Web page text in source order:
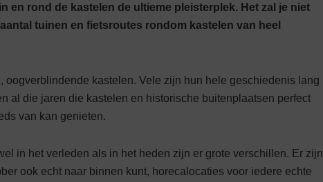
en rond de kastelen de ultieme pleisterplek. Het zal je niet
tuinen en fietsroutes rondom kastelen van heel
oogverblindende kastelen. Vele zijn hun hele geschiedenis lang
al die jaren die kastelen en historische buitenplaatsen perfect
van kan genieten.
in het verleden als in het heden zijn er grote verschillen. Er zijn
ook echt naar binnen kunt, horecalocaties voor iedere echte